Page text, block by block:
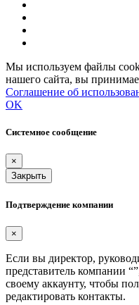
Мы используем файлы
нашего сайта, вы
Соглашение об
OK
Системное сообщение
×
Закрыть
Подтверждение компании
×
Если вы директор,
представитель компании “
своему аккаунту, чтобы
редактировать контакты.